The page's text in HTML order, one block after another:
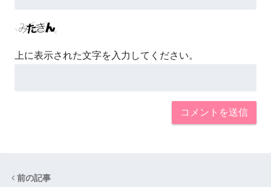
上に表示された文字を入力してください。
前の記事